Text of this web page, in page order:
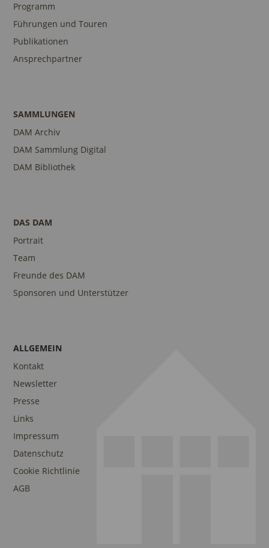
Programm
Führungen und Touren
Publikationen
Ansprechpartner
SAMMLUNGEN
DAM Archiv
DAM Sammlung Digital
DAM Bibliothek
DAS DAM
Portrait
Team
Freunde des DAM
Sponsoren und Unterstützer
ALLGEMEIN
Kontakt
Newsletter
Presse
Links
Impressum
Datenschutz
Cookie Richtlinie
AGB